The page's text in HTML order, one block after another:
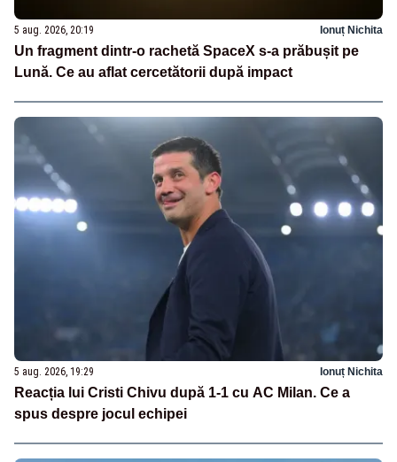
5 aug. 2026, 20:19 Ionuț Nichita
Un fragment dintr-o rachetă SpaceX s-a prăbușit pe
Lună. Ce au aflat cercetătorii după impact
5 aug. 2026, 19:29 Ionuț Nichita
Reacția lui Cristi Chivu după 1-1 cu AC Milan. Ce a
spus despre jocul echipei